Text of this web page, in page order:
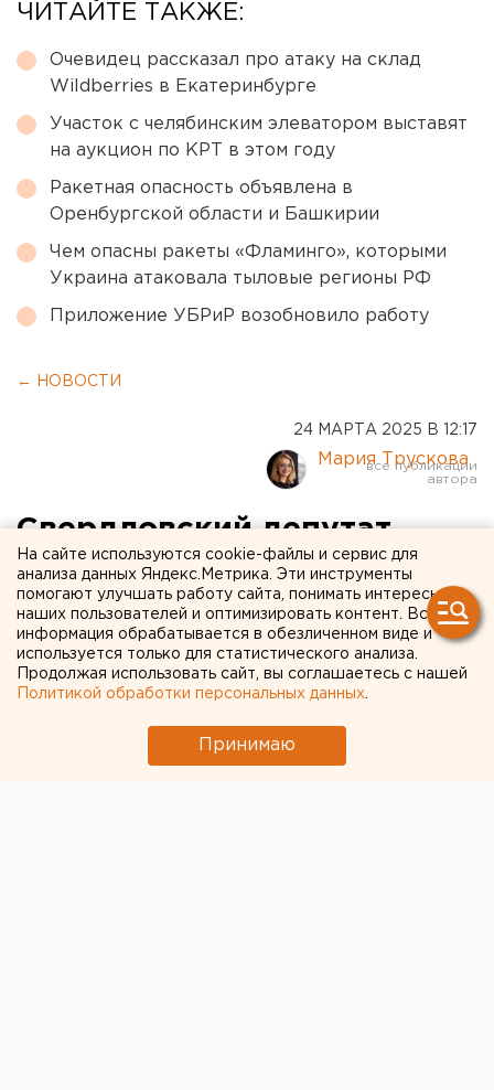
ЧИТАЙТЕ ТАКЖЕ:
Очевидец рассказал про атаку на склад
Wildberries в Екатеринбурге
Участок с челябинским элеватором выставят
на аукцион по КРТ в этом году
Ракетная опасность объявлена в
Оренбургской области и Башкирии
Чем опасны ракеты «Фламинго», которыми
Украина атаковала тыловые регионы РФ
Приложение УБРиР возобновило работу
← НОВОСТИ
24 МАРТА 2025 В 12:17
Мария Трускова
Свердловский депутат
рассказал о строительстве
нового ФОК под Верхней
Пышмой
Депутат Алексей Свалов рассказал о
На сайте используются cookie-файлы и сервис для
анализа данных Яндекс.Метрика. Эти инструменты
помогают улучшать работу сайта, понимать интересы
наших пользователей и оптимизировать контент. Вся
информация обрабатывается в обезличенном виде и
используется только для статистического анализа.
Продолжая использовать сайт, вы соглашаетесь с нашей
Политикой обработки персональных данных
Принимаю